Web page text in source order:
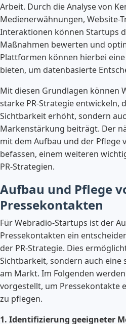
Arbeit. Durch die Analyse von
Medienerwähnungen, Website-
Interaktionen können Startups
Maßnahmen bewerten und
Plattformen können hierbei
bieten, um datenbasierte
Mit diesen Grundlagen können
starke PR-Strategie entwickeln,
Sichtbarkeit erhöht, sondern
Markenstärkung beiträgt. Der
mit dem Aufbau und der Pflege
befassen, einem weiteren
PR-Strategien.
Aufbau und Pflege
Pressekontakten
Für Webradio-Startups ist der
Pressekontakten ein
der PR-Strategie. Dies
Sichtbarkeit, sondern auch
am Markt. Im Folgenden
vorgestellt, um Pressekontakte
zu pflegen.
1. Identifizierung geeigneter